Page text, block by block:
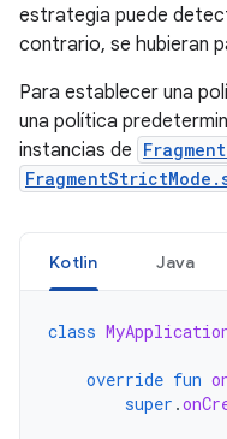
estrategia puede
contrario, se hubieran
Para establecer una
una política
instancias de
Kotlin Java
class
override fun
super .